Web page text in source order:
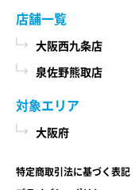
を利用しよう
るために、利
定するための
ユーザーから
に、お問い合
報など当社が
するにあたっ
サービス利用
は廃棄等を行い
さい。
第７条 修理保証に
当社がおこなっ
社所定の処理が
品)または3ヶ月
店舗一覧
大阪西九条店
泉佐野熊取店
対象エリア
大阪府
特定商取引法に基づく表記